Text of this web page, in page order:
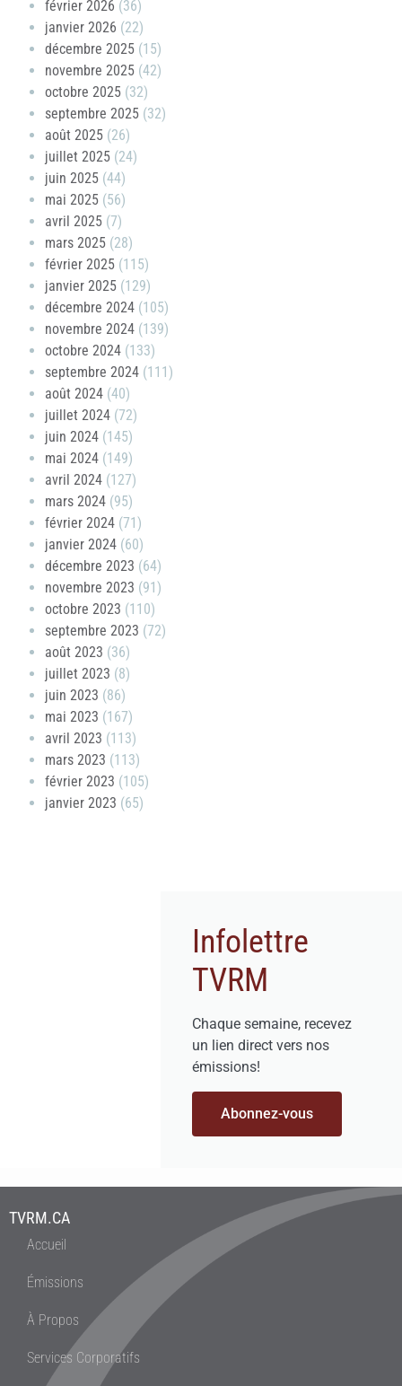
février 2026 (36)
janvier 2026 (22)
décembre 2025 (15)
novembre 2025 (42)
octobre 2025 (32)
septembre 2025 (32)
août 2025 (26)
juillet 2025 (24)
juin 2025 (44)
mai 2025 (56)
avril 2025 (7)
mars 2025 (28)
février 2025 (115)
janvier 2025 (129)
décembre 2024 (105)
novembre 2024 (139)
octobre 2024 (133)
septembre 2024 (111)
août 2024 (40)
juillet 2024 (72)
juin 2024 (145)
mai 2024 (149)
avril 2024 (127)
mars 2024 (95)
février 2024 (71)
janvier 2024 (60)
décembre 2023 (64)
novembre 2023 (91)
octobre 2023 (110)
septembre 2023 (72)
août 2023 (36)
juillet 2023 (8)
juin 2023 (86)
mai 2023 (167)
avril 2023 (113)
mars 2023 (113)
février 2023 (105)
janvier 2023 (65)
Infolettre
TVRM
Chaque semaine, recevez
un lien direct vers nos
émissions!
Abonnez-vous
TVRM.CA
Accueil
Émissions
À Propos
Services Corporatifs